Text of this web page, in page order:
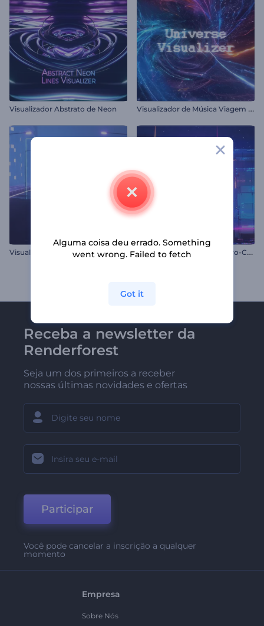
Visualizador Abstrato de Neon V
isualizador de Música Viagem Galáctica
V
isualizador de Música Retro-Futurista V
isualizador de Música Retro-Cyberpunk
Receba a newsletter da
Renderforest
Seja um dos primeiros a receber
nossas últimas novidades e ofertas
Participar
Você pode cancelar a inscrição a qualquer
momento
Empresa
Sobre Nós
Alguma coisa deu errado. Something
went wrong. Failed to fetch
Got it